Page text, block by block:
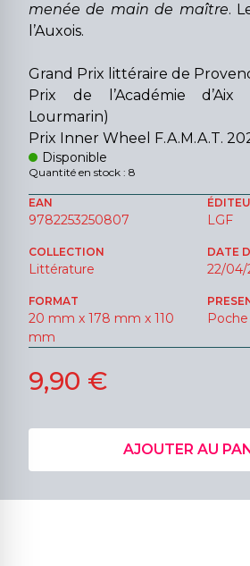
menée de main de maître.
l’Auxois.
Grand Prix littéraire de
Prix de l’Académie
Lourmarin)
Prix Inner Wheel F.A.M.A.T.
Disponible
Quantité en stock : 8
EAN
9782253250807 LGF
COLLECTION
Littérature
DATE
22/04/
FORMAT
20 mm x 178 mm x 110
mm
Poche
9,90 €
AJOUTER AU